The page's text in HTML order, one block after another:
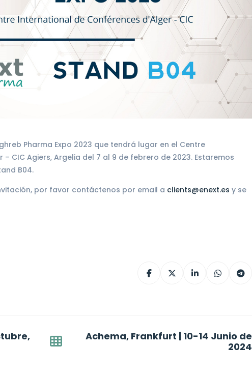
Pharma Expo 2023 que tendrá lugar en el Centre
CIC Agiers, Argelia del 7 al 9 de febrero de 2023. Estaremos
B04.
por favor contáctenos por email a clients@enext.es y se
Achema, Frankfurt | 10-14 Junio de
2024